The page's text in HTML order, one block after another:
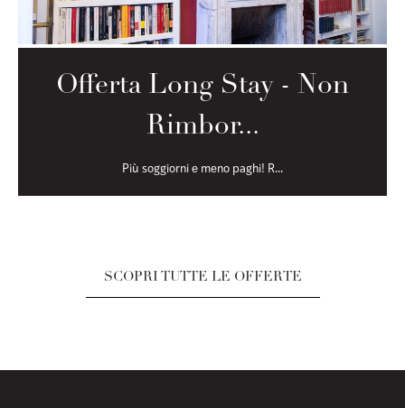
Offerta Long Stay - Non
Rimbor...
Più soggiorni e meno paghi! R...
SCOPRI TUTTE LE OFFERTE